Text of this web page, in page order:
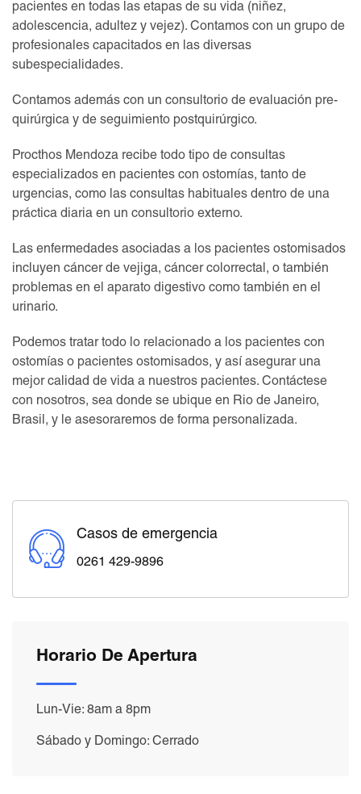
pacientes en todas las etapas de su vida (niñez,
adolescencia, adultez y vejez). Contamos con un grupo de
profesionales capacitados en las diversas
subespecialidades.
Contamos además con un consultorio de evaluación pre-
quirúrgica y de seguimiento postquirúrgico.
Procthos Mendoza recibe todo tipo de consultas
especializados en pacientes con ostomías, tanto de
urgencias, como las consultas habituales dentro de una
práctica diaria en un consultorio externo.
Las enfermedades asociadas a los pacientes ostomisados
incluyen cáncer de vejiga, cáncer colorrectal, o también
problemas en el aparato digestivo como también en el
urinario.
Podemos tratar todo lo relacionado a los pacientes con
ostomías o pacientes ostomisados, y así asegurar una
mejor calidad de vida a nuestros pacientes. Contáctese
con nosotros, sea donde se ubique en Rio de Janeiro,
Brasil, y le asesoraremos de forma personalizada.
Casos de emergencia
0261 429-9896
Horario De Apertura
Lun-Vie: 8am a 8pm
Sábado y Domingo: Cerrado